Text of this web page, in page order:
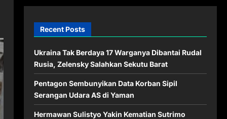
Recent Posts
Ukraina Tak Berdaya 17 Warganya Dibantai Rudal
Rusia, Zelensky Salahkan Sekutu Barat
Pentagon Sembunyikan Data Korban Sipil
Serangan Udara AS di Yaman
Hermawan Sulistyo Yakin Kematian Sutrimo